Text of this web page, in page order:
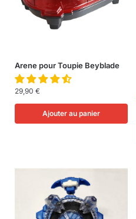
Arene pour Toupie Beyblade
29,90 €
Ajouter au panier